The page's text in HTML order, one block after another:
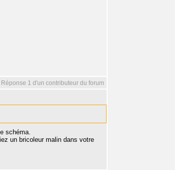
Réponse 1 d'un contributeur du forum
schéma.
un bricoleur malin dans votre